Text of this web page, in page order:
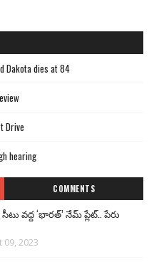
Dakota dies at 84
Drive
hearing
COMMENTS
వద్ద ‘భారత్’ నేమ్ ప్లేట్‌.. పేరు
09, 2023